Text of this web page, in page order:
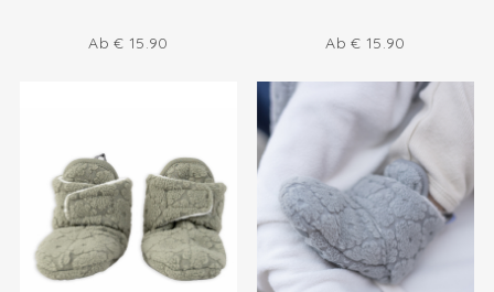
Ab€ 15.90 Ab€ 15.90